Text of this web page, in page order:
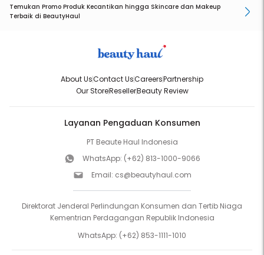
Temukan Promo Produk Kecantikan hingga Skincare dan Makeup
Terbaik di BeautyHaul
About UsContact UsCareersPartnership
Our StoreResellerBeauty Review
Layanan Pengaduan Konsumen
PT Beaute Haul Indonesia
WhatsApp: (+62) 813-1000-9066
Email: cs@beautyhaul.com
Direktorat Jenderal Perlindungan Konsumen dan Tertib Niaga
Kementrian Perdagangan Republik Indonesia
WhatsApp: (+62) 853-1111-1010